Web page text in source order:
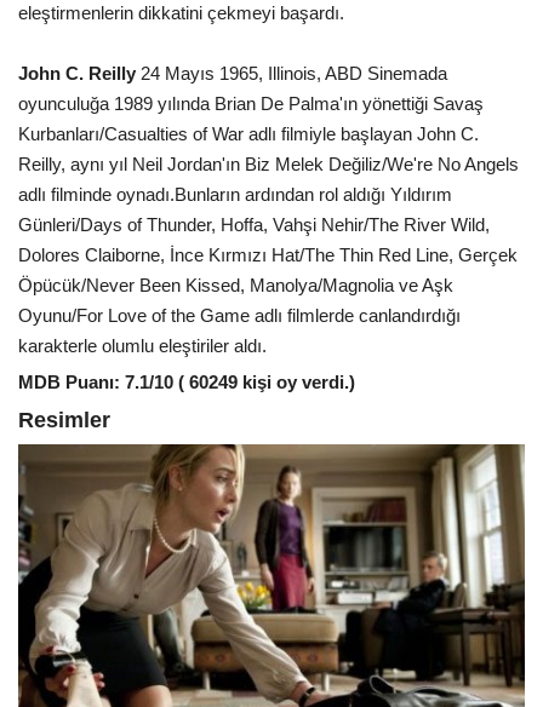
eleştirmenlerin dikkatini çekmeyi başardı.
John C. Reilly 24 Mayıs 1965, Illinois, ABD Sinemada
oyunculuğa 1989 yılında Brian De Palma'ın yönettiği Savaş
Kurbanları/Casualties of War adlı filmiyle başlayan John C.
Reilly, aynı yıl Neil Jordan'ın Biz Melek Değiliz/We're No Angels
adlı filminde oynadı.Bunların ardından rol aldığı Yıldırım
Günleri/Days of Thunder, Hoffa, Vahşi Nehir/The River Wild,
Dolores Claiborne, İnce Kırmızı Hat/The Thin Red Line, Gerçek
Öpücük/Never Been Kissed, Manolya/Magnolia ve Aşk
Oyunu/For Love of the Game adlı filmlerde canlandırdığı
karakterle olumlu eleştiriler aldı.
MDB Puanı: 7.1/10 ( 60249 kişi oy verdi.)
Resimler